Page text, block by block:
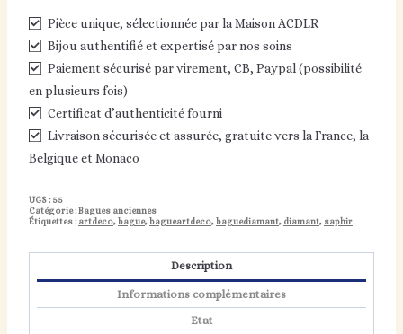
Pièce unique, sélectionnée par la Maison ACDLR
Bijou authentifié et expertisé par nos soins
Paiement sécurisé par virement, CB, Paypal (possibilité
en plusieurs fois)
Certificat d’authenticité fourni
Livraison sécurisée et assurée, gratuite vers la France, la
Belgique et Monaco
UGS : 55
Catégorie :Bagues anciennes
Étiquettes : artdeco,bague,bagueartdeco,baguediamant, diamant, saphir
Description
Informations complémentaires
Etat